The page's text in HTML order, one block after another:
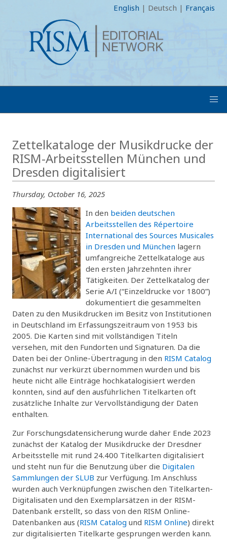
English | Deutsch | Français
Zettelkataloge der Musikdrucke der
RISM-Arbeitsstellen München und
Dresden digitalisiert
Thursday, October 16, 2025
In den beiden deutschen
Arbeitsstellen des Répertoire
International des Sources Musicales
in Dresden und München lagern
umfangreiche Zettelkataloge aus
den ersten Jahrzehnten ihrer
Tätigkeiten. Der Zettelkatalog der
Serie A/I (“Einzeldrucke vor 1800”)
dokumentiert die gesammelten
Daten zu den Musikdrucken im Besitz von Institutionen
in Deutschland im Erfassungszeitraum von 1953 bis
2005. Die Karten sind mit vollständigen Titeln
versehen, mit den Fundorten und Signaturen. Da die
Daten bei der Online-Übertragung in den RISM Catalog
zunächst nur verkürzt übernommen wurden und bis
heute nicht alle Einträge hochkatalogisiert werden
konnten, sind auf den ausführlichen Titelkarten oft
zusätzliche Inhalte zur Vervollständigung der Daten
enthalten.
Zur Forschungsdatensicherung wurde daher Ende 2023
zunächst der Katalog der Musikdrucke der Dresdner
Arbeitsstelle mit rund 24.400 Titelkarten digitalisiert
und steht nun für die Benutzung über die Digitalen
Sammlungen der SLUB zur Verfügung. Im Anschluss
wurden auch Verknüpfungen zwischen den Titelkarten-
Digitalisaten und den Exemplarsätzen in der RISM-
Datenbank erstellt, so dass von den RISM Online-
Datenbanken aus (RISM Catalog und RISM Online) direkt
zur digitalisierten Titelkarte gesprungen werden kann.